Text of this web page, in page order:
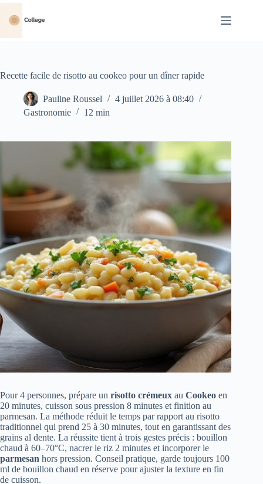
Passer
contenu
Recette facile de risotto au cookeo pour un dîner rapide
Pauline Roussel
4 juillet 2026 à 08:40
Gastronomie
12 min
Pour 4 personnes, prépare un risotto crémeux au Cookeo en
20 minutes, cuisson sous pression 8 minutes et finition au
parmesan. La méthode réduit le temps par rapport au risotto
traditionnel qui prend 25 à 30 minutes, tout en garantissant des
grains al dente. La réussite tient à trois gestes précis : bouillon
chaud à 60–70°C, nacrer le riz 2 minutes et incorporer le
parmesan hors pression. Conseil pratique, garde toujours 100
ml de bouillon chaud en réserve pour ajuster la texture en fin
de cuisson.